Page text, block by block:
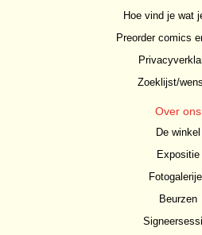
Hoe vind je wat
Preorder comics
Zoeklijst/
Over ons
De winkel
Expositie
Beurzen